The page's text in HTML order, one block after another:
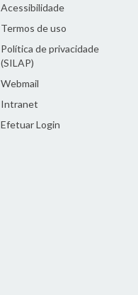
Acessibilidade
Termos de uso
Política de privacidade
(SILAP)
Webmail
Intranet
Efetuar Login